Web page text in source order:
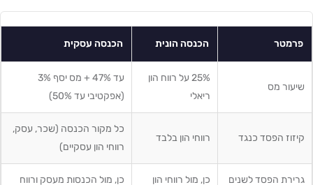
הכנסה הונית הכנסה עסקית
מס
25% על רווח הון
עד 47% + מס יסף 3%
(אפקטיבי עד 50%)
הפסד כנגד רווחי הון בלבד
כל מקור הכנסה (שכר, עסק,
רווחי הון עסקיים)
הפסד לשנים
כן, מול רווחי הון
כן, מול הכנסות מעסק ורווח